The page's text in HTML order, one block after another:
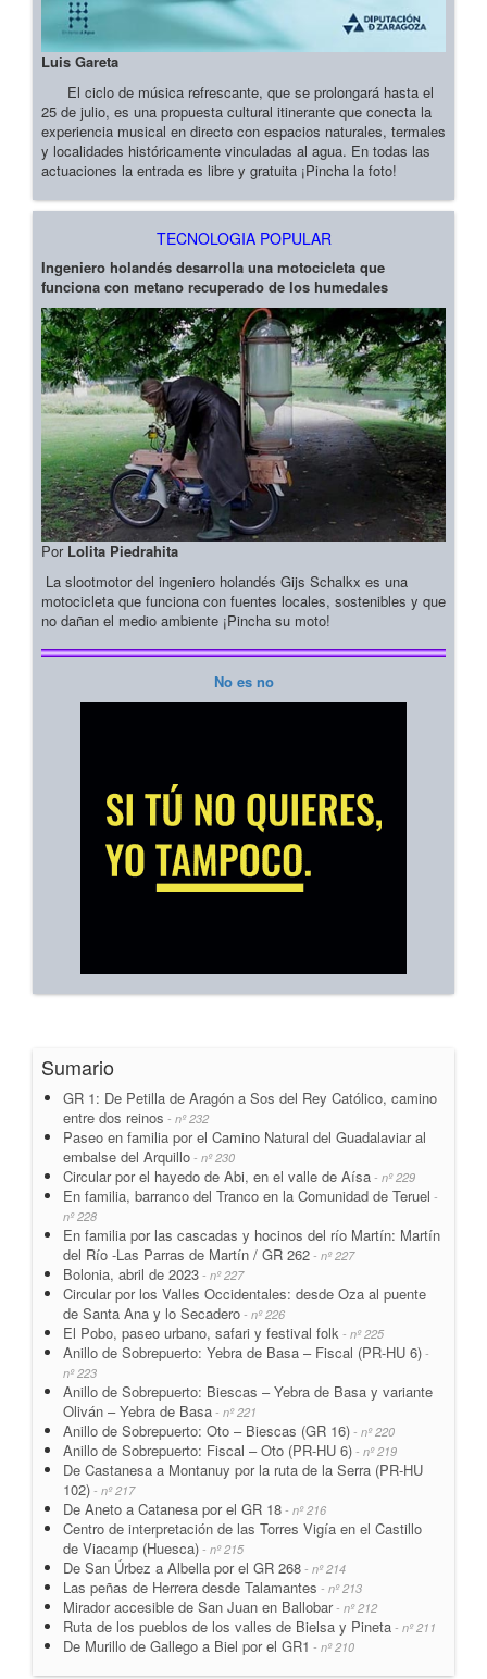
Luis Gareta
El ciclo de música refrescante, que se prolongará hasta el
25 de julio, es una propuesta cultural itinerante que conecta la
experiencia musical en directo con espacios naturales, termales
y localidades históricamente vinculadas al agua. En todas las
actuaciones la entrada es libre y gratuita ¡Pincha la foto!
TECNOLOGIA POPULAR
Ingeniero holandés desarrolla una motocicleta que
funciona con metano recuperado de los humedales
Por Lolita Piedrahita
La slootmotor del ingeniero holandés Gijs Schalkx es una
motocicleta que funciona con fuentes locales, sostenibles y que
no dañan el medio ambiente ¡Pincha su moto!
No es no
Sumario
GR 1: De Petilla de Aragón a Sos del Rey Católico, camino
entre dos reinos - nº 232
Paseo en familia por el Camino Natural del Guadalaviar al
embalse del Arquillo - nº 230
Circular por el hayedo de Abi, en el valle de Aísa - nº 229
En familia, barranco del Tranco en la Comunidad de Teruel -
nº 228
En familia por las cascadas y hocinos del río Martín: Martín
del Río -Las Parras de Martín / GR 262 - nº 227
Bolonia, abril de 2023 - nº 227
Circular por los Valles Occidentales: desde Oza al puente
de Santa Ana y lo Secadero - nº 226
El Pobo, paseo urbano, safari y festival folk - nº 225
Anillo de Sobrepuerto: Yebra de Basa – Fiscal (PR-HU 6) -
nº 223
Anillo de Sobrepuerto: Biescas – Yebra de Basa y variante
Oliván – Yebra de Basa - nº 221
Anillo de Sobrepuerto: Oto – Biescas (GR 16) - nº 220
Anillo de Sobrepuerto: Fiscal – Oto (PR-HU 6) - nº 219
De Castanesa a Montanuy por la ruta de la Serra (PR-HU
102) - nº 217
De Aneto a Catanesa por el GR 18 - nº 216
Centro de interpretación de las Torres Vigía en el Castillo
de Viacamp (Huesca) - nº 215
De San Úrbez a Albella por el GR 268 - nº 214
Las peñas de Herrera desde Talamantes - nº 213
Mirador accesible de San Juan en Ballobar- nº 212
Ruta de los pueblos de los valles de Bielsa y Pineta - nº 211
De Murillo de Gallego a Biel por el GR1 - nº 210